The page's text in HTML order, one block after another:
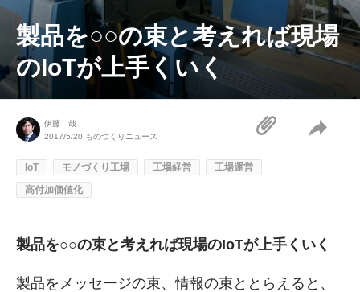
製品を○○の束と考えれば現場
のIoTが上手くいく
伊藤 哉
2017/5/20 ものづくりニュース
IoT モノづくり工場 工場経営
工場運営
高付加価値化
製品を○○の束と考えれば現場のIoTが上手くいく
製品をメッセージの束、情報の束ととらえると、